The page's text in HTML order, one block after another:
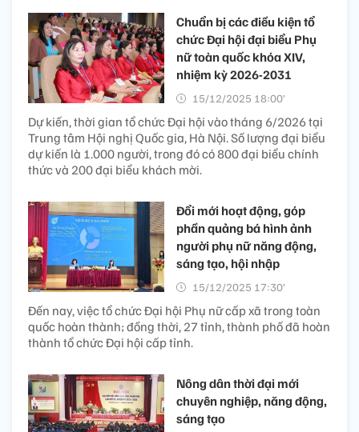
Chuẩn bị các điều kiện tổ
chức Đại hội đại biểu Phụ
nữ toàn quốc khóa XIV,
nhiệm kỳ 2026-2031
15/12/2025 18:00’
Dự kiến, thời gian tổ chức Đại hội vào tháng 6/2026 tại
Trung tâm Hội nghị Quốc gia, Hà Nội. Số lượng đại biểu
dự kiến là 1.000 người, trong đó có 800 đại biểu chính
thức và 200 đại biểu khách mời.
Đổi mới hoạt động, góp
phần quảng bá hình ảnh
người phụ nữ năng động,
sáng tạo, hội nhập
15/12/2025 17:30’
Đến nay, việc tổ chức Đại hội Phụ nữ cấp xã trong toàn
quốc hoàn thành; đồng thời, 27 tỉnh, thành phố đã hoàn
thành tổ chức Đại hội cấp tỉnh.
Nông dân thời đại mới
chuyên nghiệp, năng động,
sáng tạo